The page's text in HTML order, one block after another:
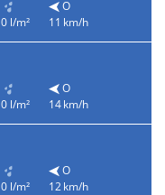
0 l/m²
O
11 km/h
0 l/m²
O
14 km/h
0 l/m²
O
12 km/h